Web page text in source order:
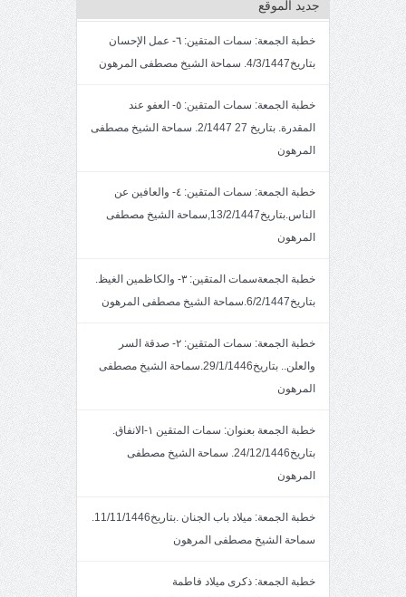
جديد الموقع
خطبة الجمعة: سمات المتقين: ٦- عمل الإحسان
بتاريخ4/3/1447. سماحة الشيخ مصطفى المرهون
خطبة الجمعة: سمات المتقين: ٥- العفو عند
المقدرة. بتاريخ 27 2/1447. سماحة الشيخ مصطفى
المرهون
خطبة الجمعة: سمات المتقين: ٤- والعافين عن
الناس.بتاريخ13/2/1447,سماحة الشيخ مصطفى
المرهون
خطبة الجمعةسمات المتقين: ٣- والكاظمين الغيظ.
بتاريخ6/2/1447.سماحة الشيخ مصطفى المرهون
خطبة الجمعة: سمات المتقين: ٢- صدقة السر
والعلن.. بتاريخ29/1/1446.سماحة الشيخ مصطفى
المرهون
خطبة الجمعة بعنوان: سمات المتقين ١-الانفاق.
بتاريخ24/12/1446. سماحة الشيخ مصطفى
المرهون
خطبة الجمعة: ميلاد باب الجنان .بتاريخ11/11/1446.
سماحة الشيخ مصطفى المرهون
خطبة الجمعة: ذكرى ميلاد فاطمة